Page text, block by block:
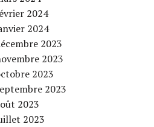
2024
2024
2023
2023
2023
2023
2023
2023